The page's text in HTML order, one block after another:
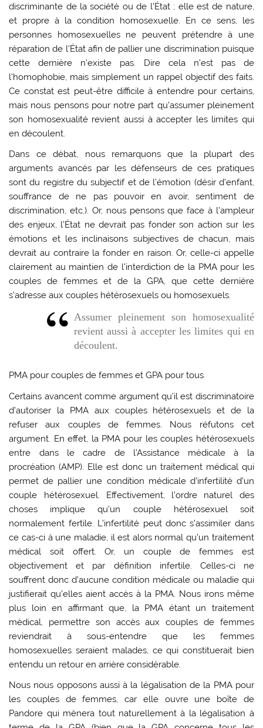
discriminante de la société ou de l’État ; elle est de nature,
et propre à la condition homosexuelle. En ce sens, les
personnes homosexuelles ne peuvent prétendre à une
réparation de l’État afin de pallier une discrimination puisque
cette dernière n’existe pas. Dire cela n’est pas de
l’homophobie, mais simplement un rappel objectif des faits.
Ce constat est peut-être difficile à entendre pour certains,
mais nous pensons pour notre part qu’assumer pleinement
son homosexualité revient aussi à accepter les limites qui
en découlent.
Dans ce débat, nous remarquons que la plupart des
arguments avancés par les défenseurs de ces pratiques
sont du registre du subjectif et de l’émotion (désir d’enfant,
souffrance de ne pas pouvoir en avoir, sentiment de
discrimination, etc.). Or, nous pensons que face à l’ampleur
des enjeux, l’État ne devrait pas fonder son action sur les
émotions et les inclinaisons subjectives de chacun, mais
devrait au contraire la fonder en raison. Or, celle-ci appelle
clairement au maintien de l’interdiction de la PMA pour les
couples de femmes et de la GPA, que cette dernière
s’adresse aux couples hétérosexuels ou homosexuels.
Assumer pleinement son homosexualité
revient aussi à accepter les limites qui en
découlent.
PMA pour couples de femmes et GPA pour tous
Certains avancent comme argument qu’il est discriminatoire
d’autoriser la PMA aux couples hétérosexuels et de la
refuser aux couples de femmes. Nous réfutons cet
argument. En effet, la PMA pour les couples hétérosexuels
entre dans le cadre de l’Assistance médicale à la
procréation (AMP). Elle est donc un traitement médical qui
permet de pallier une condition médicale d’infertilité d’un
couple hétérosexuel. Effectivement, l’ordre naturel des
choses implique qu’un couple hétérosexuel soit
normalement fertile. L’infertilité peut donc s’assimiler dans
ce cas-ci à une maladie, il est alors normal qu’un traitement
médical soit offert. Or, un couple de femmes est
objectivement et par définition infertile. Celles-ci ne
souffrent donc d’aucune condition médicale ou maladie qui
justifierait qu’elles aient accès à la PMA. Nous irons même
plus loin en affirmant que, la PMA étant un traitement
médical, permettre son accès aux couples de femmes
reviendrait à sous-entendre que les femmes
homosexuelles seraient malades, ce qui constituerait bien
entendu un retour en arrière considérable.
Nous nous opposons aussi à la légalisation de la PMA pour
les couples de femmes, car elle ouvre une boîte de
Pandore qui mènera tout naturellement à la légalisation à